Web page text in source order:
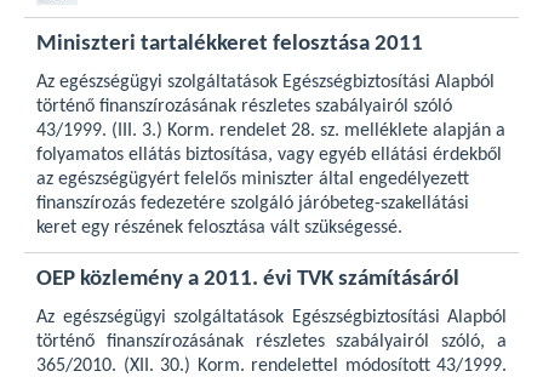
Miniszteri tartalékkeret felosztása 2011
Az egészségügyi szolgáltatások Egészségbiztosítási Alapból
történő finanszírozásának részletes szabályairól szóló
43/1999. (III. 3.) Korm. rendelet 28. sz. melléklete alapján a
folyamatos ellátás biztosítása, vagy egyéb ellátási érdekből
az egészségügyért felelős miniszter által engedélyezett
finanszírozás fedezetére szolgáló járóbeteg-szakellátási
keret egy részének felosztása vált szükségessé.
OEP közlemény a 2011. évi TVK számításáról
Az egészségügyi szolgáltatások Egészségbiztosítási Alapból
történő finanszírozásának részletes szabályairól szóló, a
365/2010. (XII. 30.) Korm. rendelettel módosított 43/1999.